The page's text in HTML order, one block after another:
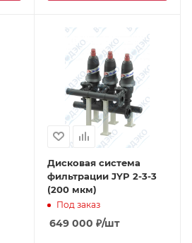
Дисковая система
фильтрации JYP 2-3-3
(200 мкм)
Под заказ
649 000 ₽/шт